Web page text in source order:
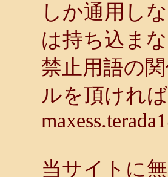
しか通用し
は持ち込ま
禁止用語の
ルを頂けれ
当サイトに